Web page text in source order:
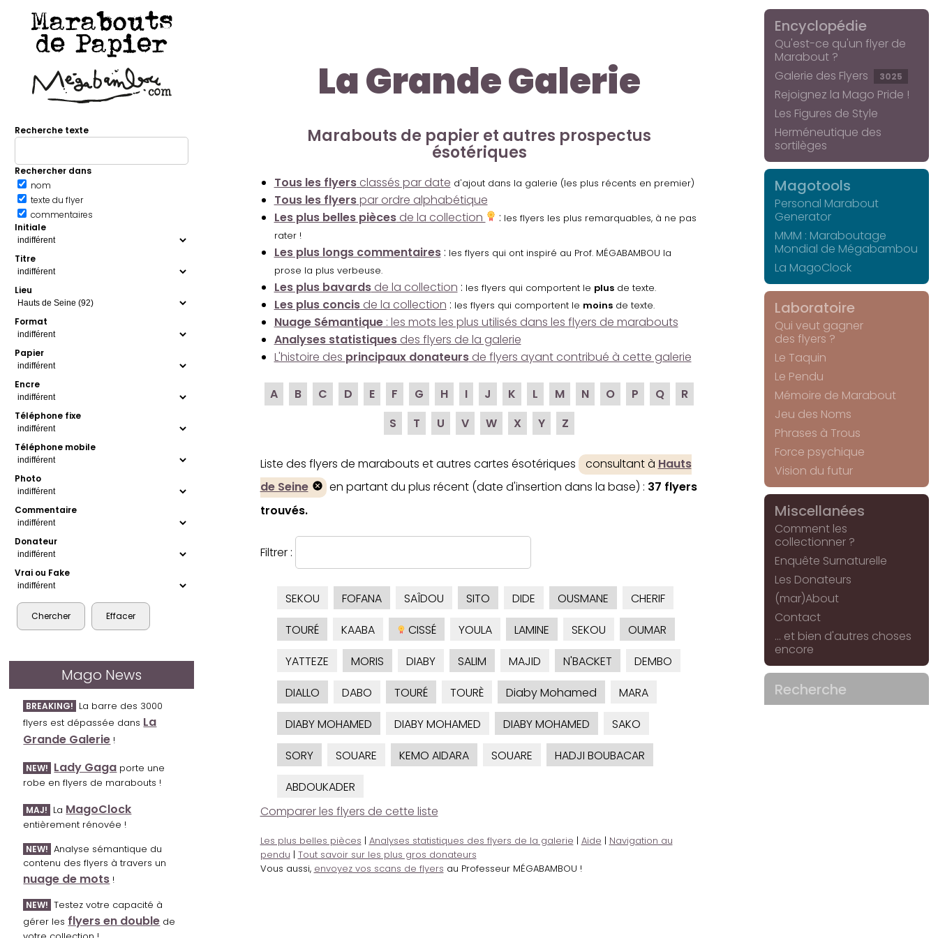
Marabouts
de Papier
Recherche texte
Rechercher dans
nom
texte du flyer
commentaires
Initiale
Titre
Lieu
Format
Papier
Encre
Téléphone fixe
Téléphone mobile
Photo
Commentaire
Donateur
Vrai ou Fake
Mago News
BREAKING! La barre des 3000
flyers est dépassée dans La
Grande Galerie !
NEW! Lady Gaga porte une
robe en flyers de marabouts !
MAJ! La MagoClock
entièrement rénovée !
NEW! Analyse sémantique du
contenu des flyers à travers un
nuage de mots !
NEW! Testez votre capacité à
gérer les flyers en double de
La Grande Galerie
Marabouts de papier et autres prospectus
ésotériques
Tous les flyersclassés par date d'ajout dans la galerie (les plus récents en premier)
Tous les flyerspar ordre alphabétique
Les plus belles piècesde la collection : les flyers les plus remarquables, à ne pas
rater !
Les plus longs commentaires: les flyers qui ont inspiré au Prof. MÉGABAMBOU la
prose la plus verbeuse.
Les plus bavardsde la collection : les flyers qui comportent le plusde texte.
Les plus concisde la collection : les flyers qui comportent le moinsde texte.
Nuage Sémantique: les mots les plus utilisés dans les flyers de marabouts
Analyses statistiquesdes flyers de la galerie
L'histoire des principaux donateursde flyers ayant contribué à cette galerie
A B C D E F G H I J K L M N O P Q
R
S
T U V W X Y Z
Liste des flyers de marabouts et autres cartes ésotériques consultant à Hauts
de Seine
en partant du plus récent (date d'insertion dans la base) : 37 flyers
trouvés.
Filtrer :
SEKOU FOFANA SAÎDOU SITO DIDE OUSMANE
CHERIF
TOURÉ
KAABA CISSÉ YOULA LAMINE SEKOU
OUMAR
YATTEZE
MORIS DIABY SALIM MAJID N'BACKET
DEMBO
DIALLO
DABO TOURÉ TOURÈ Diaby Mohamed
MARA
DIABY MOHAMED
DIABY MOHAMED DIABY MOHAMED
SAKO
SORY
SOUARE KEMO AIDARA SOUARE
HADJI BOUBACAR
ABDOUKADER
Comparer les flyers de cette liste
Les plus belles pièces | Analyses statistiques des flyers de la galerie | Aide | Navigation au
pendu | Tout savoir sur les plus gros donateurs
Vous aussi, envoyez vos scans de flyers au Professeur MÉGABAMBOU !
Encyclopédie
Qu'est-ce qu'un flyer de
Marabout ?
Galerie des Flyers
3025
Rejoignez la Mago Pride !
Les Figures de Style
Herméneutique des
sortilèges
Magotools
Personal Marabout
Generator
MMM : Maraboutage
Mondial de Mégabambou
La MagoClock
Laboratoire
Qui veut gagner
des flyers ?
Le Taquin
Le Pendu
Mémoire de Marabout
Jeu des Noms
Phrases à Trous
Force psychique
Vision du futur
Miscellanées
Comment les
collectionner ?
Enquête Surnaturelle
Les Donateurs
(mar)About
Contact
... et bien d'autres choses
encore
Recherche